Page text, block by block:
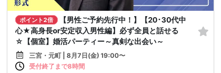
ポイント2倍
【男性ご予約先行中！】【20･30代中
心★高身長or安定収入男性編】必ず全員と話せる
☆【個室】婚活パーティー～真剣な出会い～
三宮・元町 | 8月7日(金) 19:00〜
受付終了まで8時間